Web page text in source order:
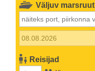
Väljuv marsruut
Reisijad